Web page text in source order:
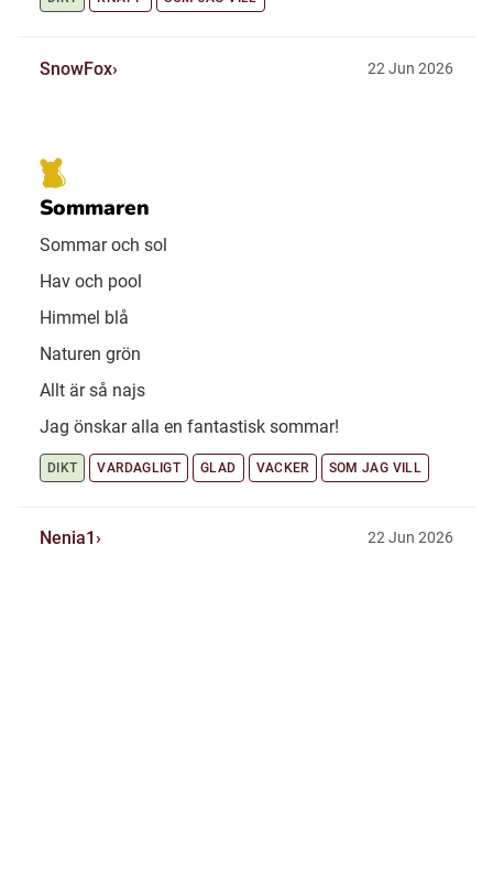
SnowFox 22 Jun 2026
Sommaren
Sommar och sol
Hav och pool
Himmel blå
Naturen grön
Allt är så najs
Jag önskar alla en fantastisk sommar!
DIKT VARDAGLIGT GLAD VACKER SOM JAG VILL
Nenia1 22 Jun 2026